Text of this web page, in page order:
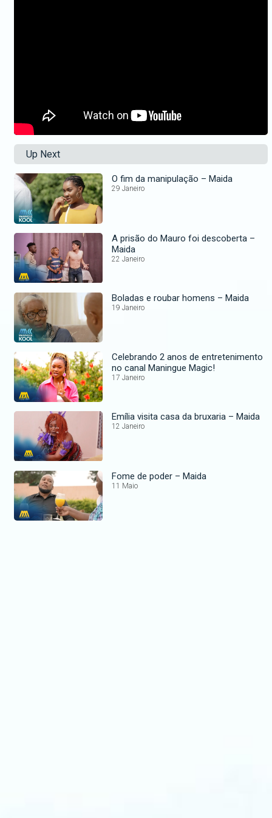
Up Next
O fim da manipulação – Maida
29 Janeiro
A prisão do Mauro foi descoberta –
Maida
22 Janeiro
Boladas e roubar homens – Maida
19 Janeiro
Celebrando 2 anos de entretenimento
no canal Maningue Magic!
17 Janeiro
Emília visita casa da bruxaria – Maida
12 Janeiro
Fome de poder – Maida
11 Maio